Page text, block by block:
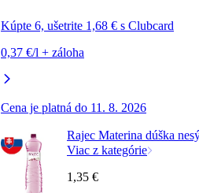
Kúpte 6, ušetrite 1,68 € s Clubcard
0,37 €/l + záloha
Cena je platná do 11. 8. 2026
Rajec Materina dúška
Viac z kategórie
1,35 €